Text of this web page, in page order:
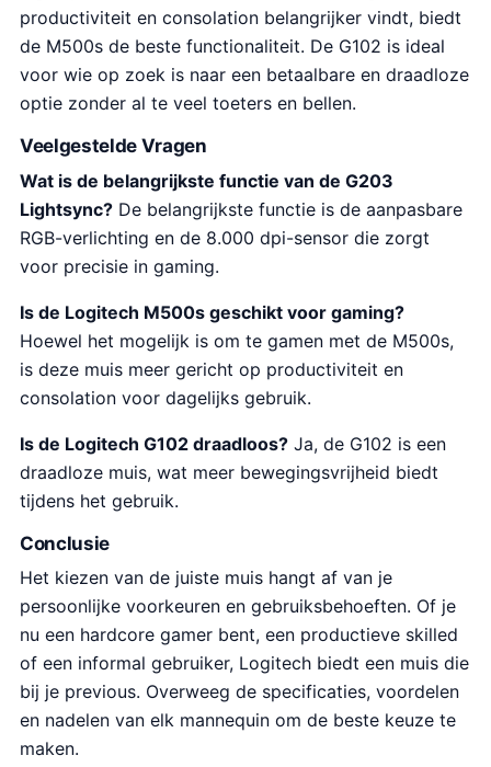
productiviteit en consolation belangrijker vindt, biedt
de M500s de beste functionaliteit. De G102 is ideal
voor wie op zoek is naar een betaalbare en draadloze
optie zonder al te veel toeters en bellen.
Veelgestelde Vragen
Wat is de belangrijkste functie van de G203
Lightsync? De belangrijkste functie is de aanpasbare
RGB-verlichting en de 8.000 dpi-sensor die zorgt
voor precisie in gaming.
Is de Logitech M500s geschikt voor gaming?
Hoewel het mogelijk is om te gamen met de M500s,
is deze muis meer gericht op productiviteit en
consolation voor dagelijks gebruik.
Is de Logitech G102 draadloos? Ja, de G102 is een
draadloze muis, wat meer bewegingsvrijheid biedt
tijdens het gebruik.
Conclusie
Het kiezen van de juiste muis hangt af van je
persoonlijke voorkeuren en gebruiksbehoeften. Of je
nu een hardcore gamer bent, een productieve skilled
of een informal gebruiker, Logitech biedt een muis die
bij je previous. Overweeg de specificaties, voordelen
en nadelen van elk mannequin om de beste keuze te
maken.